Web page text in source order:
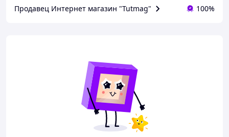
Продавец Интернет магазин "Tutmag" 100%